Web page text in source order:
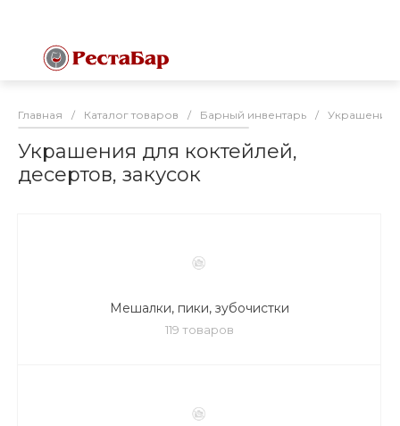
Главная / Каталог товаров / Барный инвентарь / Украшения
Украшения для коктейлей,
десертов, закусок
Мешалки, пики, зубочистки
119 товаров